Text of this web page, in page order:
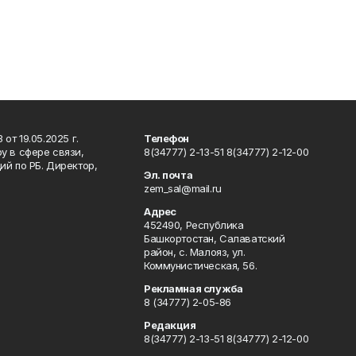
19.05.2025 г.
в сфере связи,
по РБ. Директор,
Телефон
8(34777) 2-13-51 8(34777) 2-12-00
Эл. почта
zem_sal@mail.ru
Адрес
452490, Республика
Башкортостан, Салаватский
район, с. Малояз, ул.
Коммунистическая, 56.
Рекламная служба
8 (34777) 2-05-86
Редакция
8(34777) 2-13-51 8(34777) 2-12-00